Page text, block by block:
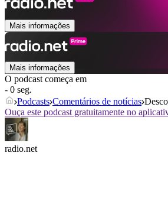
Mais informações
Mais informações
O podcast começa em
- 0 seg.
Podcasts Comentários de notícias
Ouça este podcast gratuitamente no
radio.net